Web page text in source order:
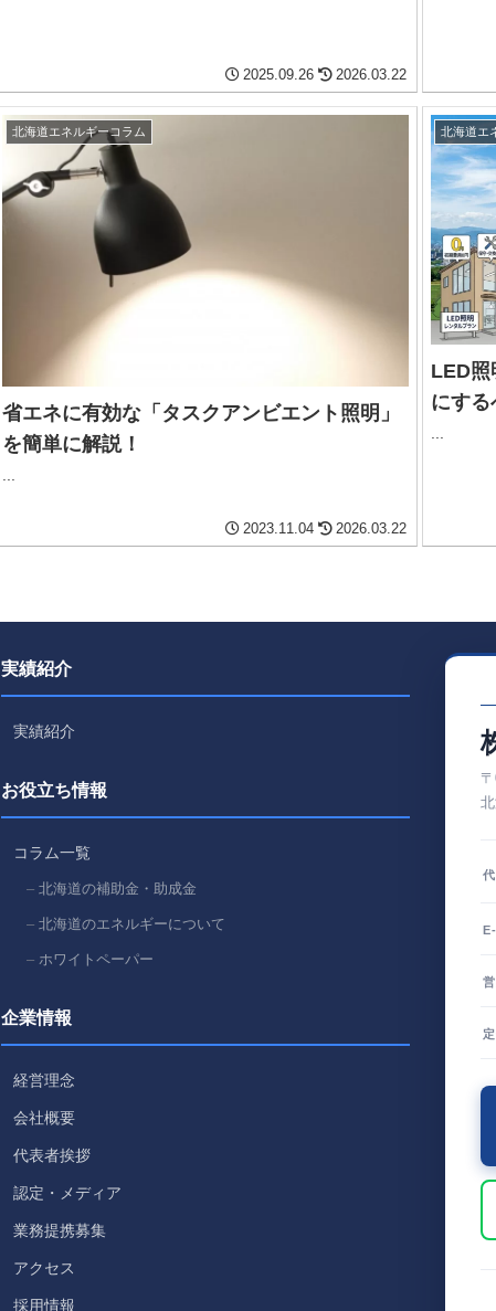
2025.09.26 2026.03.22
北海道エネルギーコラム
省エネに有効な「タスクアンビエント照明」
を簡単に解説！
2023.11.04 2026.03.22
北海道エ
LED照
にする
実績紹介
実績紹介
お役立ち情報
コラム一覧
北海道の補助金・助成金
北海道のエネルギーについて
ホワイトペーパー
企業情報
経営理念
会社概要
代表者挨拶
認定・メディア
業務提携募集
アクセス
採用情報